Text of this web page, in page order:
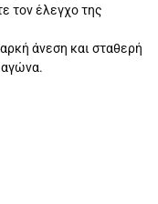
τον έλεγχο της
άνεση και σταθερή
αγώνα.